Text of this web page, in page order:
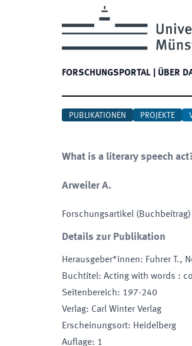
FORSCHUNGSPORTAL ÜBER
PUBLIKATIONEN PROJEKTE
What is a literary speech
Arweiler A.
Forschungsartikel (Buchbeitrag)
Details zur Publikation
Herausgeber*innen: Fuhrer T.,
Buchtitel: Acting with words :
Seitenbereich: 197-240
Verlag: Carl Winter Verlag
Erscheinungsort: Heidelberg
Auflage: 1